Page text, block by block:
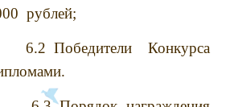
рублей;
Конкурса